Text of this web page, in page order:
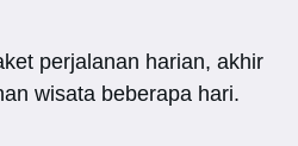
perjalanan harian, akhir
wisata beberapa hari.